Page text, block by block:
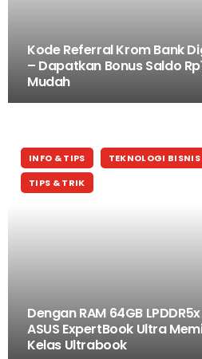
Kode Referral Krom Bank
– Dapatkan Bonus Saldo
Mudah
INFO & TIPS TEKNOLOGI BISNIS
TIPS & TRIK
Dengan RAM 64GB
ASUS ExpertBook Ultra
Kelas Ultrabook